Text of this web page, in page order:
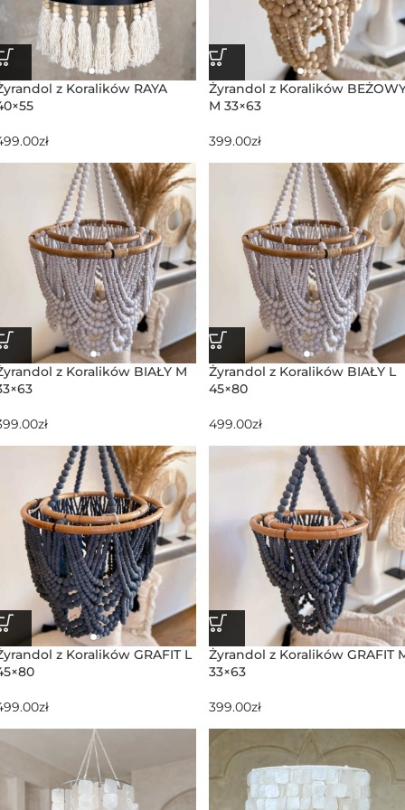
z Koralików RAYA
zł
Żyrandol z Koralików
M 33×63
399.00zł
z Koralików BIAŁY M
zł
Żyrandol z Koralików BIAŁY L
45×80
499.00zł
z Koralików GRAFIT L
zł
Żyrandol z Koralików GRAFIT
33×63
399.00zł